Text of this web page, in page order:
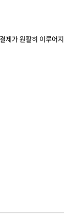
가 원활히 이루어